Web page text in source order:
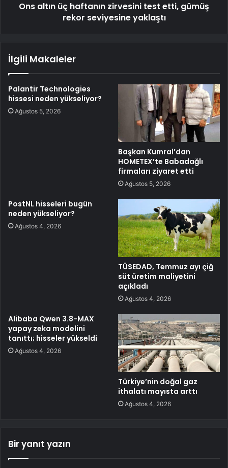
Ons altın üç haftanın zirvesini test etti, gümüş
rekor seviyesine yaklaştı
İlgili Makaleler
Palantir Technologies
hissesi neden yükseliyor?
Ağustos 5, 2026
Başkan Kumral’dan
HOMETEX’te Babadağlı
firmaları ziyaret etti
Ağustos 5, 2026
PostNL hisseleri bugün
neden yükseliyor?
Ağustos 4, 2026
TÜSEDAD, Temmuz ayı çiğ
süt üretim maliyetini
açıkladı
Ağustos 4, 2026
Alibaba Qwen 3.8-MAX
yapay zeka modelini
tanıttı; hisseler yükseldi
Ağustos 4, 2026
Türkiye’nin doğal gaz
ithalatı mayısta arttı
Ağustos 4, 2026
Bir yanıt yazın